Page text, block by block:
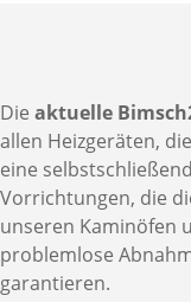
Die aktuelle
allen Heizgeräten,
eine
Vorrichtungen, die
unseren Kaminöfen
problemlose
garantieren.